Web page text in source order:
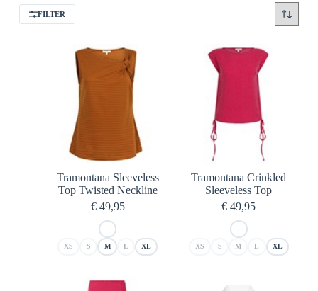
FILTER
Tramontana Sleeveless
Top Twisted Neckline
€49,95
XS S M L XL
Tramontana Crinkled
Sleeveless Top
€ 49,95
XS S M L XL